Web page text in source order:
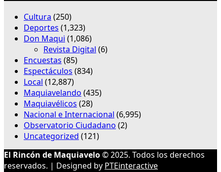
Cultura (250)
Deportes (1,323)
Don Maqui (1,086)
Revista Digital (6)
Encuestas (85)
Espectáculos (834)
Local (12,887)
Maquiavelando (435)
Maquiavélicos (28)
Nacional e Internacional (6,995)
Observatorio Ciudadano (2)
Uncategorized (121)
El Rincón de Maquiavelo© 2025. Todos los derechos
reservados. | Designed by PTEinteractive